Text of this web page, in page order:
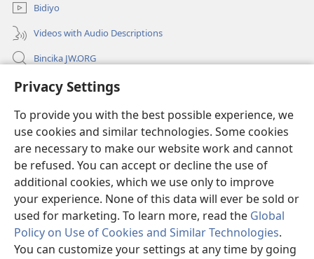
Privacy Settings
To provide you with the best possible experience, we
use cookies and similar technologies. Some cookies
are necessary to make our website work and cannot
be refused. You can accept or decline the use of
additional cookies, which we use only to improve
your experience. None of this data will ever be sold or
used for marketing. To learn more, read the Global
Policy on Use of Cookies and Similar Technologies.
You can customize your settings at any time by going
Bidiyo
Videos with Audio Descriptions
Bincika JW.ORG
Labaran Shari’a
Gudummawa
(opens
new
window)Watchtower LABURARE NA INTANE
(opens
new
window)JW Hub ®
(opens
new
window)